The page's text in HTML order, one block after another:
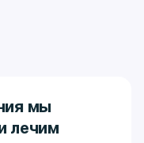
мы
лечим